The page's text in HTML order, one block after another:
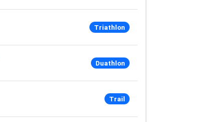
Triathlon
Duathlon
Trail